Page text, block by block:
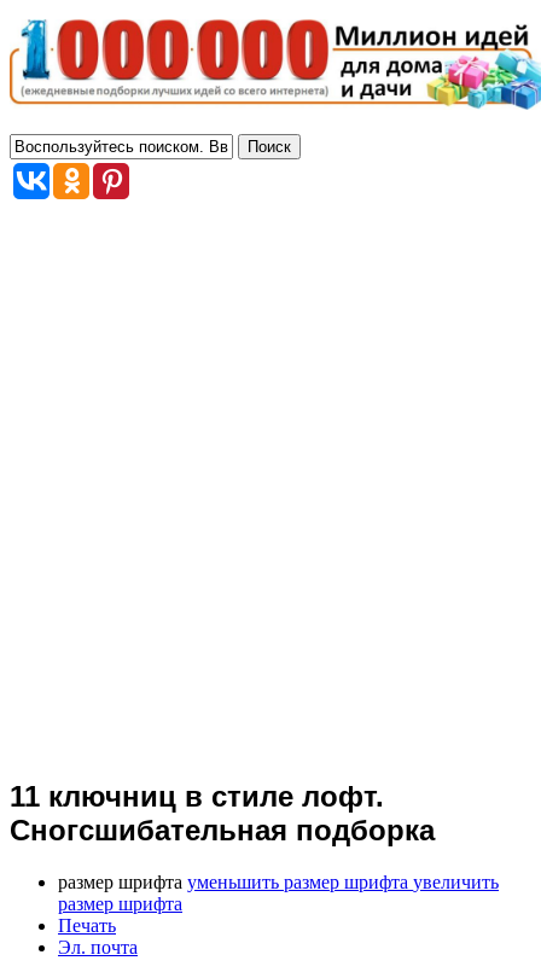
11 ключниц в стиле лофт.
Сногсшибательная подборка
размер шрифта уменьшить размер шрифта увеличить
размер шрифта
Печать
Эл. почта